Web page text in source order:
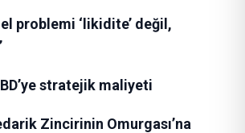
problemi ‘likidite’ değil,
stratejik maliyeti
Zincirinin Omurgası’na